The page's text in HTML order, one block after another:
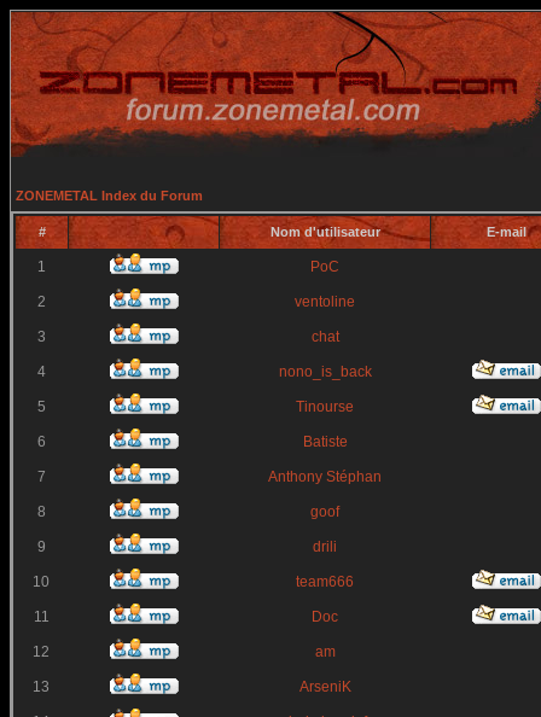
ZONEMETAL Index du Forum
# Nom d'utilisateur E-mail
1 PoC
2 ventoline
3 chat
4 nono_is_back
5 Tinourse
6 Batiste
7 Anthony Stéphan
8 goof
9 drili
10 team666
11 Doc
12 am
13 ArseniK